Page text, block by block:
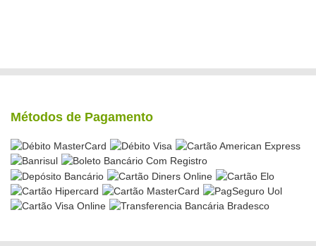
Métodos de Pagamento